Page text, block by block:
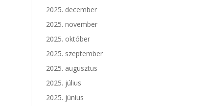
2025. december
2025. november
2025. október
2025. szeptember
2025. augusztus
2025. július
2025. június